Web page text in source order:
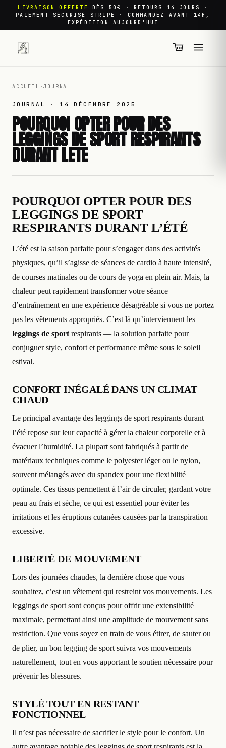
LIVRAISON OFFERTE
DÈS 50€ · RETOURS 14 JOURS ·
PAIEMENT SÉCURISÉ STRIPE · COMMANDEZ AVANT 14H,
EXPÉDITION AUJOURD'HUI
ACCUEIL ·JOURNAL
JOURNAL · 14 DÉCEMBRE 2025
POURQUOI OPTER POUR DES
LEGGINGS DE SPORT RESPIRANTS
DURANT LETE
POURQUOI OPTER POUR DES
LEGGINGS DE SPORT
RESPIRANTS DURANT L’ÉTÉ
L’été est la saison parfaite pour s’engager dans des activités
physiques, qu’il s’agisse de séances de cardio à haute intensité,
de courses matinales ou de cours de yoga en plein air. Mais, la
chaleur peut rapidement transformer votre séance
d’entraînement en une expérience désagréable si vous ne portez
pas les vêtements appropriés. C’est là qu’interviennent les
leggings de sport respirants — la solution parfaite pour
conjuguer style, confort et performance même sous le soleil
estival.
CONFORT INÉGALÉ DANS UN CLIMAT
CHAUD
Le principal avantage des leggings de sport respirants durant
l’été repose sur leur capacité à gérer la chaleur corporelle et à
évacuer l’humidité. La plupart sont fabriqués à partir de
matériaux techniques comme le polyester léger ou le nylon,
souvent mélangés avec du spandex pour une flexibilité
optimale. Ces tissus permettent à l’air de circuler, gardant votre
peau au frais et sèche, ce qui est essentiel pour éviter les
irritations et les éruptions cutanées causées par la transpiration
excessive.
LIBERTÉ DE MOUVEMENT
Lors des journées chaudes, la dernière chose que vous
souhaitez, c’est un vêtement qui restreint vos mouvements. Les
leggings de sport sont conçus pour offrir une extensibilité
maximale, permettant ainsi une amplitude de mouvement sans
restriction. Que vous soyez en train de vous étirer, de sauter ou
de plier, un bon legging de sport suivra vos mouvements
naturellement, tout en vous apportant le soutien nécessaire pour
prévenir les blessures.
STYLÉ TOUT EN RESTANT
FONCTIONNEL
Il n’est pas nécessaire de sacrifier le style pour le confort. Un